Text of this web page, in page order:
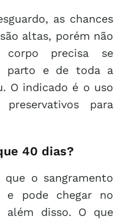
as chances
altas, porém não
precisa se
parto e de toda a
O indicado é o uso
para
40 dias?
o sangramento
e pode chegar no
além disso. O que